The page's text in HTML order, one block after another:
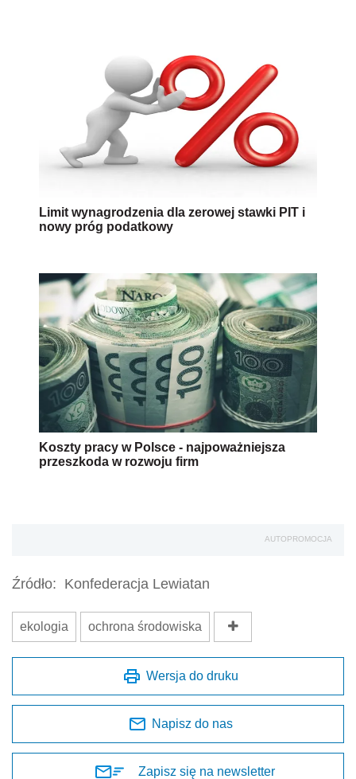
Limit wynagrodzenia dla zerowej stawki PIT i
nowy próg podatkowy
Koszty pracy w Polsce - najpoważniejsza
przeszkoda w rozwoju firm
AUTOPROMOCJA
Źródło: Konfederacja Lewiatan
ekologia ochrona środowiska
Wersja do druku
Napisz do nas
Zapisz się na newsletter